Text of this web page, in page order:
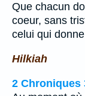
Que chacun
coeur, sans
celui qui
Hilkiah
2 Chroniques